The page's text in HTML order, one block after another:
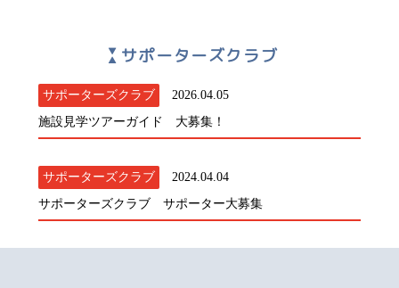
サポーターズクラブ
サポーターズクラブ
2026.04.05
施設見学ツアーガイド 大募集！
サポーターズクラブ
2024.04.04
サポーターズクラブ サポーター大募集